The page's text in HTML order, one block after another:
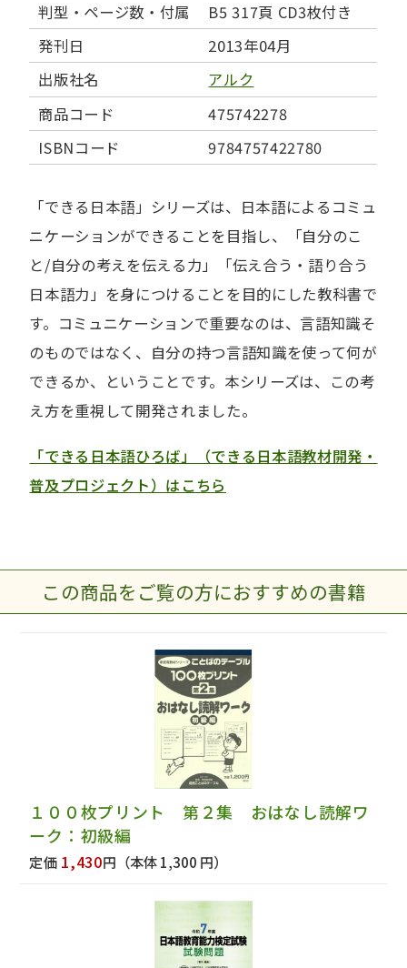
判型・ページ数・付属
B5 317頁 CD3枚付き
発刊日
2013年04月
出版社名
アルク
商品コード
475742278
ISBNコード
9784757422780
「できる日本語」シリーズは、日本語によるコミュ
ニケーションができることを目指し、「自分のこ
と/自分の考えを伝える力」「伝え合う・語り合う
日本語力」を身につけることを目的にした教科書で
す。コミュニケーションで重要なのは、言語知識そ
のものではなく、自分の持つ言語知識を使って何が
できるか、ということです。本シリーズは、この考
え方を重視して開発されました。
「できる日本語ひろば」（できる日本語教材開発・
普及プロジェクト）はこちら
この商品をご覧の方におすすめの書籍
１００枚プリント 第２集 おはなし読解ワ
ーク：初級編
定価 1,430円 （本体 1,300 円）